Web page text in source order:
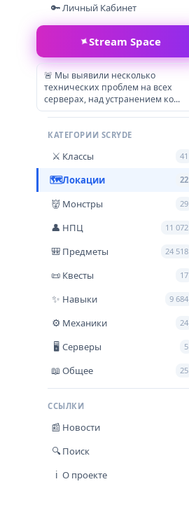
🔑 Личный Кабинет
✦Stream Space
🚨​ Мы выявили несколько
технических проблем на всех
серверах, над устранением ко...
КАТЕГОРИИ SCRYDE
⚔ Классы 41
🗺Локации 22
👹 Монстры 29
👤 НПЦ 11 072
🎒 Предметы 24 518
📜 Квесты 17
✨ Навыки 9 684
⚙ Механики 24
🖥 Серверы 5
📖 Общее 25
ССЫЛКИ
📰 Новости
🔍Поиск
ℹ О проекте